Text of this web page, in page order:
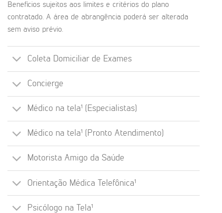
Benefícios sujeitos aos limites e critérios do plano
contratado. A área de abrangência poderá ser alterada
sem aviso prévio.
Coleta Domiciliar de Exames
Concierge
Médico na tela¹ (Especialistas)
Médico na tela¹ (Pronto Atendimento)
Motorista Amigo da Saúde
Orientação Médica Telefônica¹
Psicólogo na Tela¹